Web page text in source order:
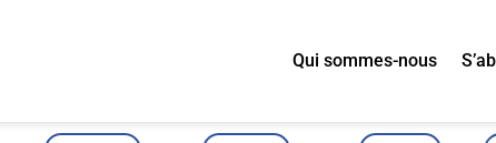
Qui sommes-nous